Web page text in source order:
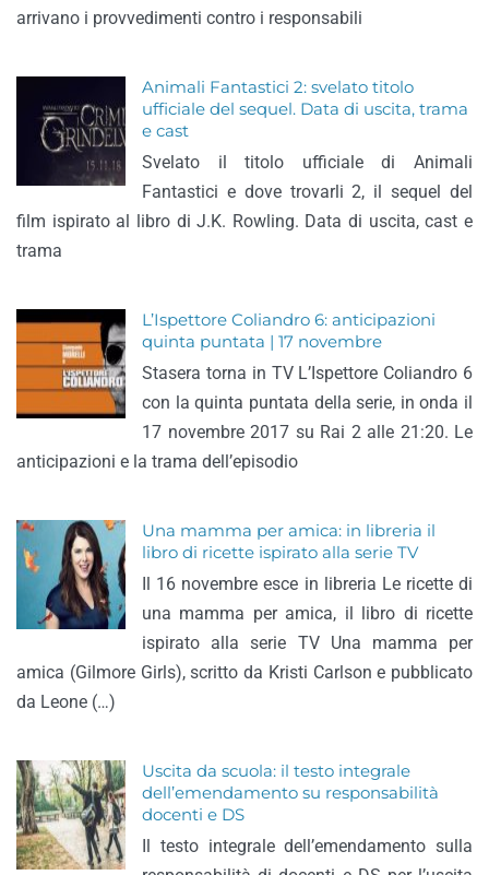
arrivano i provvedimenti contro i responsabili
Animali Fantastici 2: svelato titolo
ufficiale del sequel. Data di uscita, trama
e cast
Svelato il titolo ufficiale di Animali
Fantastici e dove trovarli 2, il sequel del
film ispirato al libro di J.K. Rowling. Data di uscita, cast e
trama
L’Ispettore Coliandro 6: anticipazioni
quinta puntata | 17 novembre
Stasera torna in TV L’Ispettore Coliandro 6
con la quinta puntata della serie, in onda il
17 novembre 2017 su Rai 2 alle 21:20. Le
anticipazioni e la trama dell’episodio
Una mamma per amica: in libreria il
libro di ricette ispirato alla serie TV
Il 16 novembre esce in libreria Le ricette di
una mamma per amica, il libro di ricette
ispirato alla serie TV Una mamma per
amica (Gilmore Girls), scritto da Kristi Carlson e pubblicato
da Leone (…)
Uscita da scuola: il testo integrale
dell’emendamento su responsabilità
docenti e DS
Il testo integrale dell’emendamento sulla